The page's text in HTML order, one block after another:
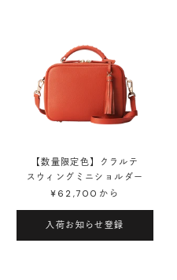
【数量限定色】クラルテ
スウィングミニショルダー
¥62,700 から
入荷お知らせ登録